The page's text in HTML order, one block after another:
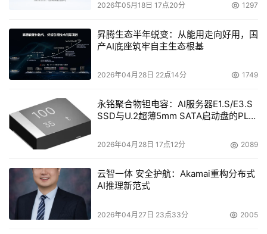
2026年05月18日 17点20分 1297
昇腾生态半年蜕变：从能用走向好用，国
产AI底座筑牢自主生态根基
2026年04月28日 22点14分 1749
永铭聚合物钽电容：AI服务器E1.S/E3.S
SSD与U.2超薄5mm SATA启动盘的PLP
2026年04月28日 17点12分 2089
云智一体 安全护航：Akamai重构分布式
AI推理新范式
2026年04月27日 23点33分 2005